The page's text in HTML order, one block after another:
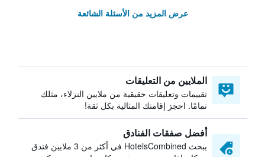
عرض المزيد من الأسئلة الشائعة
الملايين من التعليقات
تقييمات وتعليقات حقيقية من ملايين النزلاء، مثلك
تمامًا. احجز إقامتك المثالية بكل ثقة!
أفضل صفقات الفنادق
يبحث HotelsCombined في أكثر من 3 ملايين فندق